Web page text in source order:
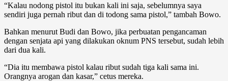
“Kalau nodong pistol itu bukan kali ini saja, sebelumnya saya
sendiri juga pernah ribut dan di todong sama pistol,” tambah Bowo.
Bahkan menurut Budi dan Bowo, jika perbuatan pengancaman
dengan senjata api yang dilakukan oknum PNS tersebut, sudah lebih
dari dua kali.
“Dia itu membawa pistol kalau ribut sudah tiga kali sama ini.
Orangnya arogan dan kasar,” cetus mereka.